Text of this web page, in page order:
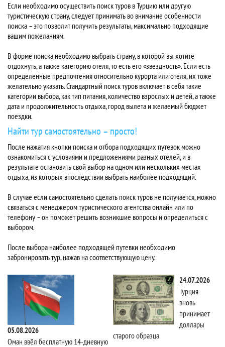
Если необходимо осуществить поиск туров в Турцию или другую
туристическую страну, следует принимать во внимание особенности
поиска – это позволит получить результаты, максимально подходящие
вашим пожеланиям.
В форме поиска необходимо выбрать страну, в которой вы хотите
отдохнуть, а также категорию отеля, то есть его «звездность». Если есть
определенные предпочтения относительно курорта или отеля, их тоже
желательно указать. Стандартный поиск туров включает в себя такие
категории выбора, как тип питания, количество взрослых и детей, а также
дата и продолжительность отдыха, город вылета и желаемый бюджет
поездки.
Найти тур самостоятельно – просто!
После нажатия кнопки поиска и отбора подходящих путевок можно
ознакомиться с условиями и предложениями разных отелей, и в
результате остановить свой выбор на одном или нескольких местах
отдыха, из которых впоследствии выбрать наиболее подходящий.
В случае если самостоятельно сделать поиск туров не получается, можно
связаться с менеджером туристического агентства онлайн или по
телефону – он поможет решить возникшие вопросы и определиться с
выбором.
После выбора наиболее подходящей путевки необходимо
забронировать тур, нажав на соответствующую цену.
05.08.2026
Оман ввёл бесплатную 14-дневную
24.07.2026
Турция
вновь
принимает
доллары
старого образца